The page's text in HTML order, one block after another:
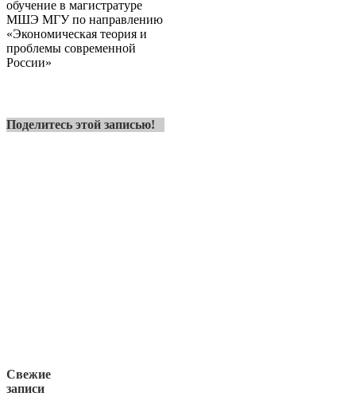
обучение в магистратуре
МШЭ МГУ по направлению
«Экономическая теория и
проблемы современной
России»
Поделитесь этой записью!
Свежие
записи